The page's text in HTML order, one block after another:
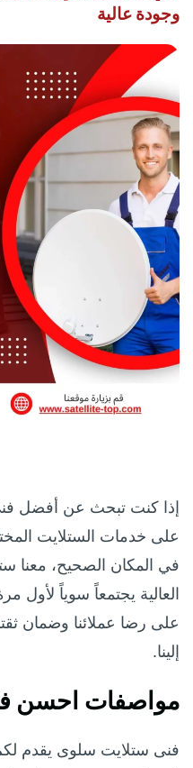
وجودة عالية
إذا كنت تبحث عن أفضل
على خدمات الستلايت
في المكان الصحيح، معنا
العالية يجتمعاً سوياً
على رضا عملائنا وضمان
إلينا.
مواصفات احسن
فنى ستلايت سلوى يقدم